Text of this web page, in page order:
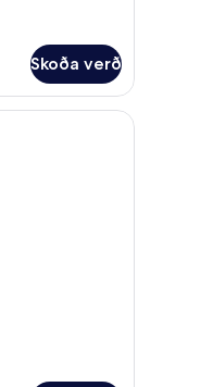
Skoða verð
rúmföt